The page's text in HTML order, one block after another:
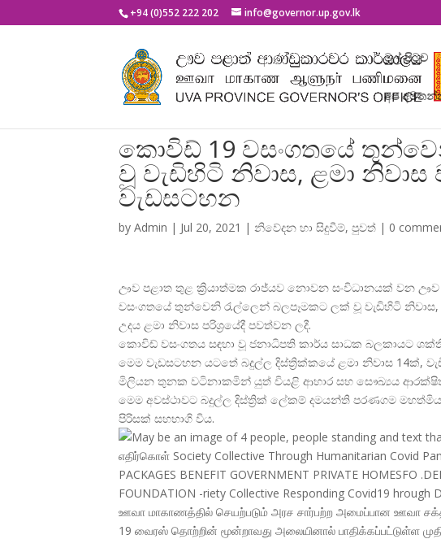
+94 (0)552 222 202 info@governor.up.gov.lk
මුල් පිටුව
අප
කොවිඩ් 19 වසංගතයේ
වූ වැඩිහිටි නිවාස, ළමා
වැඩසටහන
byAdmin | Jul 20, 2021 |නිවේදන හා සිදුවීම්,පුවත් | 0
ඌව පළාත තුළ ක්රියාත්මක රාජ්යව නොවන සංවිධානයක් වන
වසංගතයේ තුන්වෙනි රැල්ලෙන් බලපෑමකට ලක් වූ වැඩිහිටි
උදය ළමා නිවාස පරිශ්රයේදී පවත්වන ලදී.
කොවිඩ් වසංගතය සඳහා වූ ජනාධිපති කාර්ය සාධක බලකායට
මෙම වැඩසටහන යටතේ බදුල්ල දිස්ත්රික්කයේ ළමා නිවාස 14ක්,
මිලියන තුනක වටිනාකමින් යුත් වියළි ආහාර සහ සෞඛ්යය
මෙම අවස්ථාවට බදුල්ල දිස්ත්රික් ලේකම් දමයන්ති පරණගම
පිරිසක් සහභාගි විය.
ஊவா மாகாணத்தில் செயற்படும் அரச சார்பற்ற அமைப்பான ஊவா
19 வைரஸ் தொற்றின் மூன்றாவது அலையினால் பாதிக்கப்பட்டுள்ள